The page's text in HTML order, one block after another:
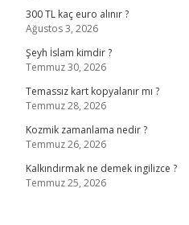
300 TL kaç euro alınır ?
Ağustos 3, 2026
Şeyh İslam kimdir ?
Temmuz 30, 2026
Temassız kart kopyalanır mı ?
Temmuz 28, 2026
Kozmik zamanlama nedir ?
Temmuz 26, 2026
Kalkındırmak ne demek ingilizce ?
Temmuz 25, 2026